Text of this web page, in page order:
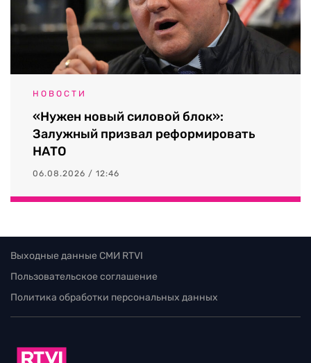
НОВОСТИ
«Нужен новый силовой блок»:
Залужный призвал реформировать
НАТО
06.08.2026 / 12:46
Выходные данные СМИ RTVI
Пользовательское соглашение
Политика обработки персональных данных